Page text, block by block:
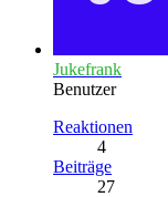
Jukefrank
Benutzer
Reaktionen
4
Beiträge
27